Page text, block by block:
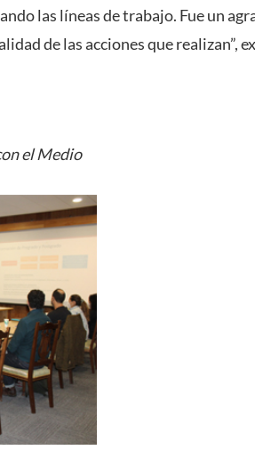
las líneas de trabajo. Fue un
de las acciones que realizan”,
el Medio